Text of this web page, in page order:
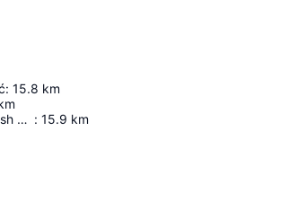
: 15.8 km
Academy Of Music (Former English Embassy) : 15.9 km